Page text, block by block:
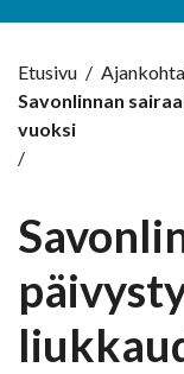
Etusivu /
Savonlinnan
vuoksi
/